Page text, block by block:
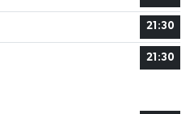
21:30
21:30